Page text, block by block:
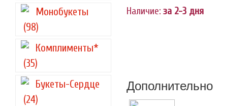
Монобукеты
(98)
Комплименты*
(35)
Букеты-Сердце
(24)
Наличие: за 2-3 дня
Дополнительно